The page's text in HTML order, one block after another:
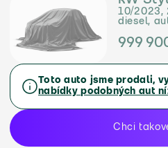
10/2023,
diesel,
999
Toto auto jsme prodali,
nabídky podobných aut
Chci